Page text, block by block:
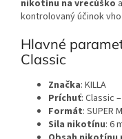
nikotínu na vrecúško
kontrolovaný účinok
Hlavné
Classic
Značka: KILLA
Príchuť: Classic
Formát: SUPER
Sila nikotínu: 6